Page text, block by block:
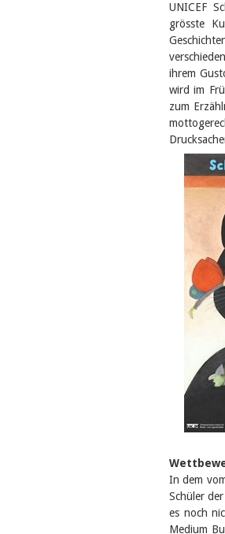
UNICEF
grösste
ihrem
wird im
zum
In dem
Schüler
es noch
Medium